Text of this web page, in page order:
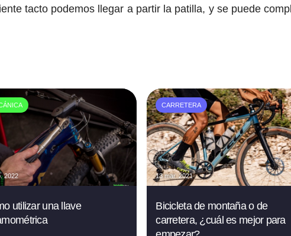
tacto podemos llegar a partir la patilla, y se puede
2022
utilizar una llave
CARRETERA
13 mar. 2021
Bicicleta de montaña o de
carretera, ¿cuál es mejor para